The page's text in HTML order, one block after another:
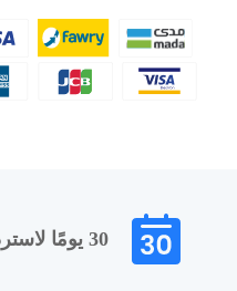
30 يومًا لاسترداد الأموال